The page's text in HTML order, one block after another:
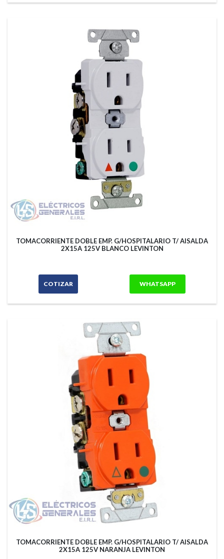
TOMACORRIENTE DOBLE EMP. G/HOSPITALARIO T/ AISALDA
2X15A 125V BLANCO LEVINTON
COTIZAR WHATSAPP
TOMACORRIENTE DOBLE EMP. G/HOSPITALARIO T/ AISALDA
2X15A 125V NARANJA LEVINTON